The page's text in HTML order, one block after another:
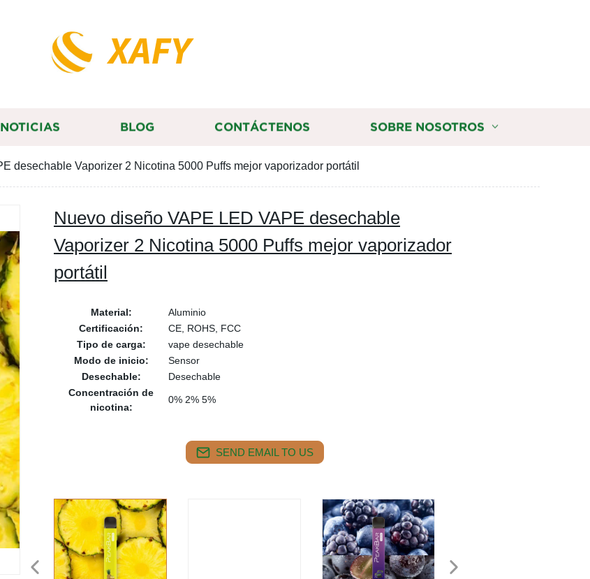
XAFY
NOTICIAS BLOG CONTÁCTENOS SOBRE NOSOTROS
desechable Vaporizer 2 Nicotina 5000 Puffs mejor vaporizador portátil
Nuevo diseño VAPE LED VAPE desechable
Vaporizer 2 Nicotina 5000 Puffs mejor vaporizador
portátil
Material:
Aluminio
Certificación:
CE, ROHS, FCC
Tipo de carga:
vape desechable
Modo de inicio:
Sensor
Desechable:
Desechable
Concentración de
nicotina:
0% 2% 5%
SEND EMAIL TO US